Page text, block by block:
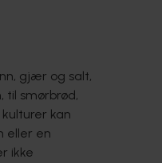
gjær og salt,
til smørbrød,
kulturer kan
eller en
ikke